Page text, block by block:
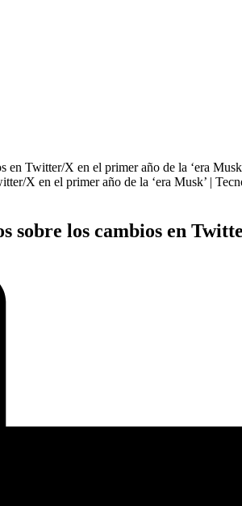
en Twitter/X en el primer año de la ‘era
sobre los cambios en